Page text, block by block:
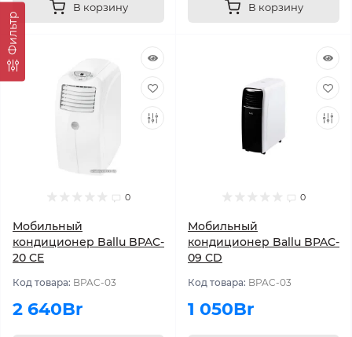
Фильтр
В корзину В корзину
0
Мобильный
кондиционер Ballu BPAC-
20 CE
Код товара: BPAC-03
2 640Br
0
Мобильный
кондиционер Ballu BPAC-
09 CD
Код товара: BPAC-03
1 050Br